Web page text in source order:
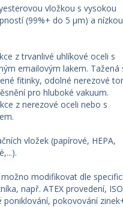
vložkou s vysokou
(99%+ do 5 µm) a nízkou
z trvanlivé uhlíkové oceli s
emailovým lakem. Tažená
fitinky, odolné nerezové
pro hluboké vakuum.
z nerezové oceli nebo s
vložek (papírové, HEPA,
modifikovat dle
např. ATEX provedení,
poniklování, pokovování